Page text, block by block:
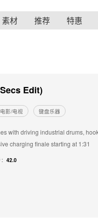
素材 推荐 特惠
Edit)
电影/电视 键盘乐器
with driving industrial drums,
charging finale starting at 1:31
42.0